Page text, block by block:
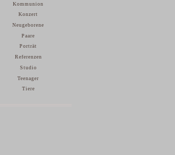
Kommunion
Konzert
Neugeborene
Paare
Porträt
Referenzen
Studio
Teenager
Tiere